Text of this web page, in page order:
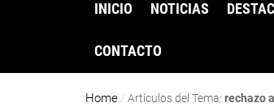
INICIO NOTICIAS
CONTACTO
Home /Artículos del Tema:rechazo